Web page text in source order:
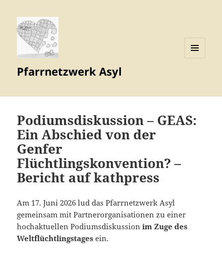
Pfarrnetzwerk Asyl
Podiumsdiskussion – GEAS:
Ein Abschied von der
Genfer
Flüchtlingskonvention? –
Bericht auf kathpress
Am 17. Juni 2026 lud das Pfarrnetzwerk Asyl
gemeinsam mit Partnerorganisationen zu einer
hochaktuellen Podiumsdiskussionim Zuge des
Weltflüchtlingstages ein.